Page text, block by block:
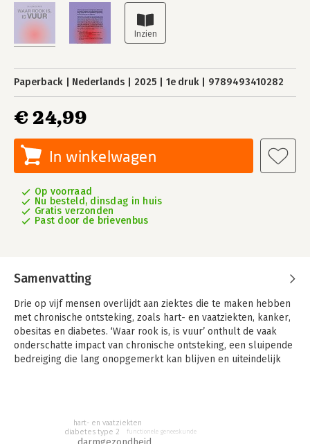
Paperback Nederlands 2025 1e druk 9789493410282
€ 24,99
In winkelwagen
Op voorraad
Nu besteld, dinsdag in huis
Gratis verzonden
Past door de brievenbus
Samenvatting
Drie op vijf mensen overlijdt aan ziektes die te maken hebben
met chronische ontsteking, zoals hart- en vaatziekten, kanker,
obesitas en diabetes. ‘Waar rook is, is vuur’ onthult de vaak
onderschatte impact van chronische ontsteking, een sluipende
bedreiging die lang onopgemerkt kan blijven en uiteindelijk
stressbeheer en slaap een wereld van verschil kunnen maken.
diabetes type 2
hart- en vaatziekten
functionele geneeskunde